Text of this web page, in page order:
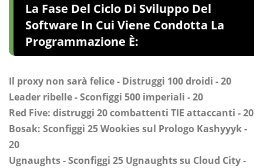
La Fase Del Ciclo Di Sviluppo Del
Software In Cui Viene Condotta La
Programmazione È:
Il proxy non sarà felice - Distruggi 100 droidi - 20
Leader ribelle - Sconfiggi 500 imperiali - 20
Red Five: distruggi 20 combattenti TIE attaccanti - 20
Bosak: Sconfiggi 25 Wookies sul Prologo Kashyyyk -
20
Ugnaughts - Sconfiggi 25 Ugnaughts su Cloud City -